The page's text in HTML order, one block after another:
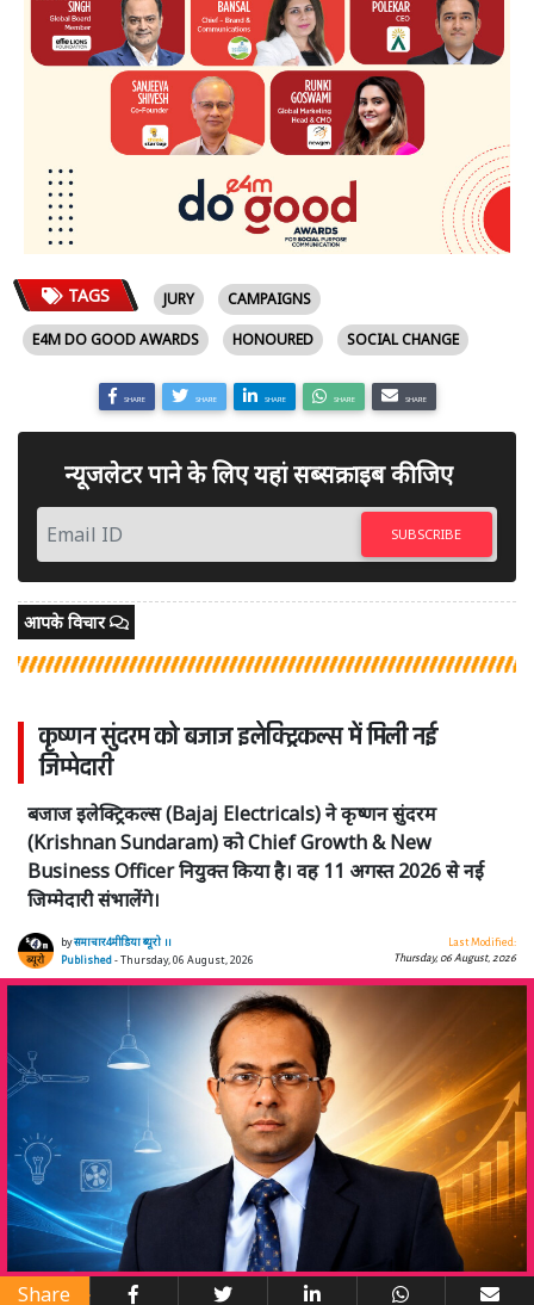
TAGS JURY
CAMPAIGNS
E4M DO GOOD AWARDS
HONOURED SOCIAL CHANGE
SHARE SHARE SHARE SHARE SHARE
न्यूजलेटर पाने के लिए यहां सब्सक्राइब कीजिए
SUBSCRIBE
आपके विचार
कृष्णन सुंदरम को बजाज इलेक्ट्रिकल्स में मिली नई
जिम्मेदारी
बजाज इलेक्ट्रिकल्स (Bajaj Electricals) ने कृष्णन सुंदरम
(Krishnan Sundaram) को Chief Growth & New
Business Officer नियुक्त किया है। वह 11 अगस्त 2026 से नई
जिम्मेदारी संभालेंगे।
byसमाचार4मीडिया ब्यूरो ।।
Published- Thursday, 06 August, 2026
Last Modified:
Thursday, 06 August, 2026
Share